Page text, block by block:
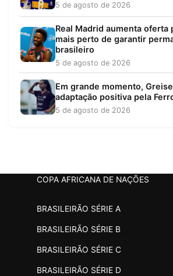
5 de agosto de 2026
Real Madrid aumenta oferta
mais perto de garantir
brasileiro
5 de agosto de 2026
Em grande momento,
adaptação positiva pela
5 de agosto de 2026
COPA AFRICANA DE NAÇÕES
BRASILEIRÃO SÉRIE A
BRASILEIRÃO SÉRIE B
BRASILEIRÃO SÉRIE C
BRASILEIRÃO SÉRIE D